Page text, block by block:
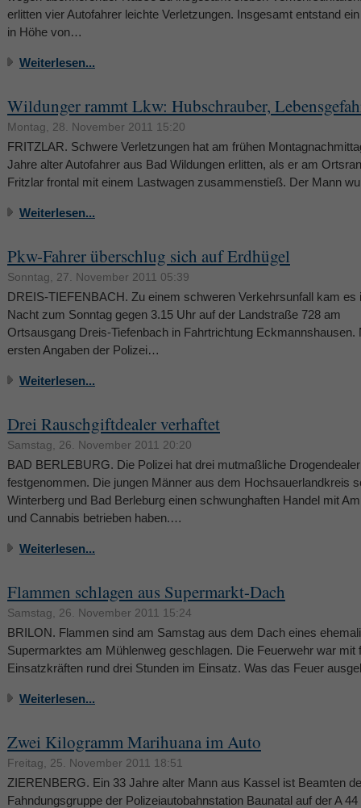
erlitten vier Autofahrer leichte Verletzungen. Insgesamt entstand
in Höhe von…
Weiterlesen...
Wildunger rammt Lkw: Hubschrauber,
Montag, 28. November 2011 15:20
FRITZLAR. Schwere Verletzungen hat am frühen
Jahre alter Autofahrer aus Bad Wildungen erlitten, als er am
Fritzlar frontal mit einem Lastwagen zusammenstieß. Der Mann
Weiterlesen...
Pkw-Fahrer überschlug sich auf Erdhügel
Sonntag, 27. November 2011 05:39
DREIS-TIEFENBACH. Zu einem schweren Verkehrsunfall kam es
Nacht zum Sonntag gegen 3.15 Uhr auf der Landstraße 728 am
Ortsausgang Dreis-Tiefenbach in Fahrtrichtung Eckmannshausen.
ersten Angaben der Polizei…
Weiterlesen...
Drei Rauschgiftdealer verhaftet
Samstag, 26. November 2011 20:20
BAD BERLEBURG. Die Polizei hat drei mutmaßliche Drogendealer
festgenommen. Die jungen Männer aus dem Hochsauerlandkreis
Winterberg und Bad Berleburg einen schwunghaften Handel mit
und Cannabis betrieben haben.…
Weiterlesen...
Flammen schlagen aus Supermarkt-Dach
Samstag, 26. November 2011 15:24
BRILON. Flammen sind am Samstag aus dem Dach eines
Supermarktes am Mühlenweg geschlagen. Die Feuerwehr war mit
Einsatzkräften rund drei Stunden im Einsatz. Was das Feuer
Weiterlesen...
Zwei Kilogramm Marihuana im Auto
Freitag, 25. November 2011 18:51
ZIERENBERG. Ein 33 Jahre alter Mann aus Kassel ist Beamten
Fahndungsgruppe der Polizeiautobahnstation Baunatal auf der A 44